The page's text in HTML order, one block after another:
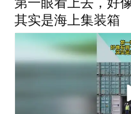
其实是海上集装箱